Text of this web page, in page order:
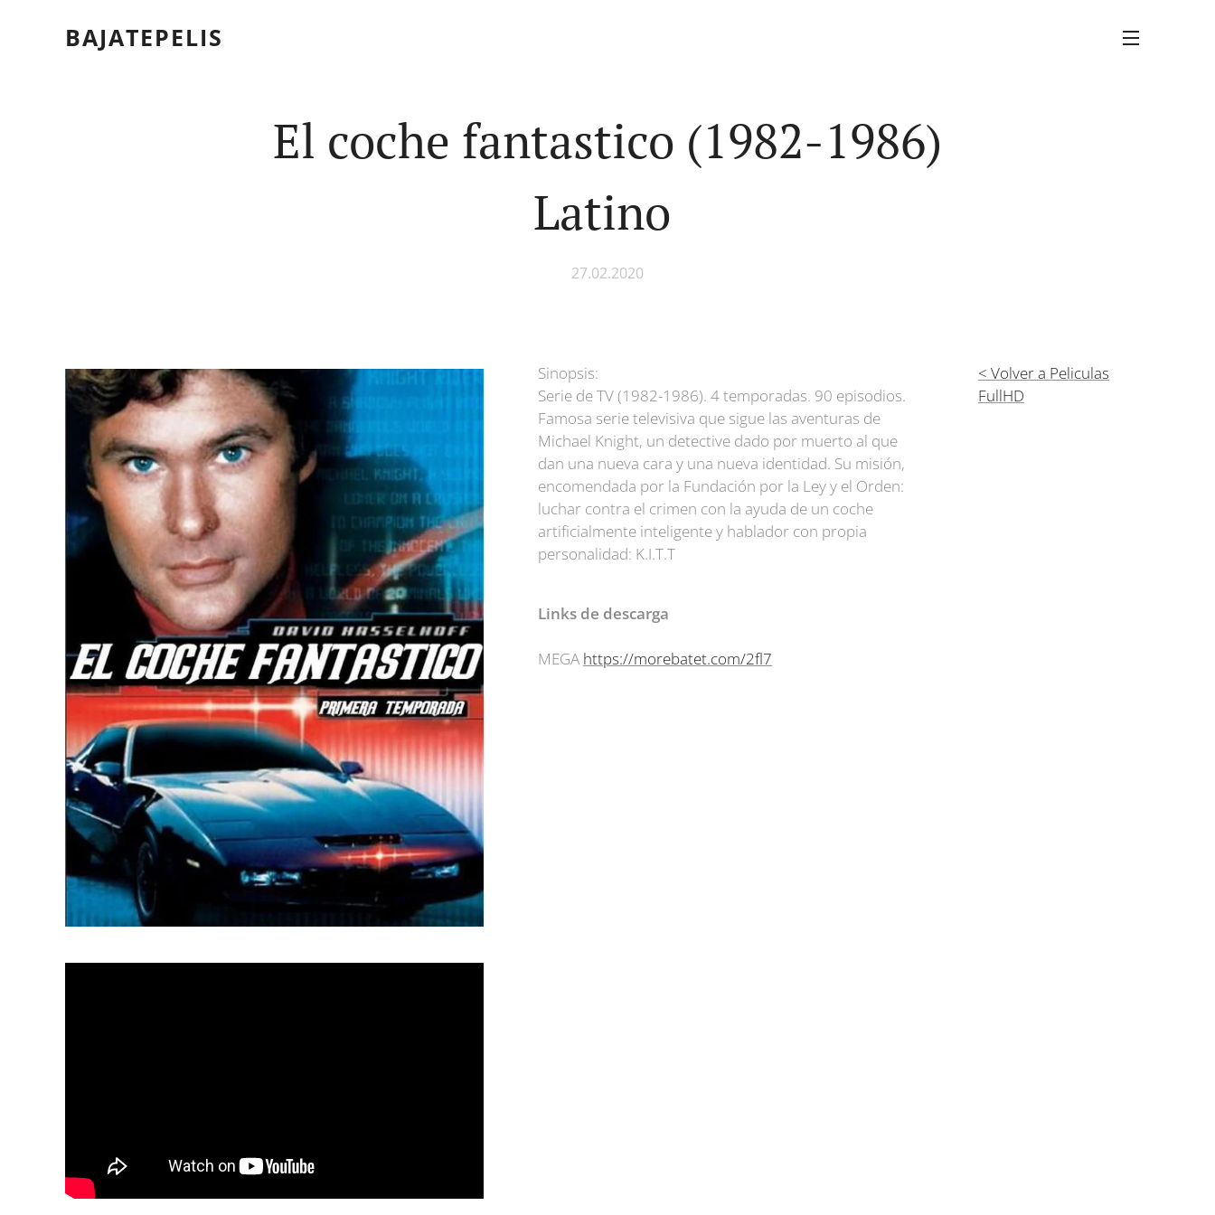
BAJATEPELIS
El coche fantastico (1982-1986)
Latino
27.02.2020
Sinopsis:
Serie de TV (1982-1986). 4 temporadas. 90 episodios.
Famosa serie televisiva que sigue las aventuras de
Michael Knight, un detective dado por muerto al que
dan una nueva cara y una nueva identidad. Su misión,
encomendada por la Fundación por la Ley y el Orden:
luchar contra el crimen con la ayuda de un coche
artificialmente inteligente y hablador con propia
personalidad: K.I.T.T
Links de descarga
MEGA https://morebatet.com/2fl7
< Volver a Peliculas
FullHD